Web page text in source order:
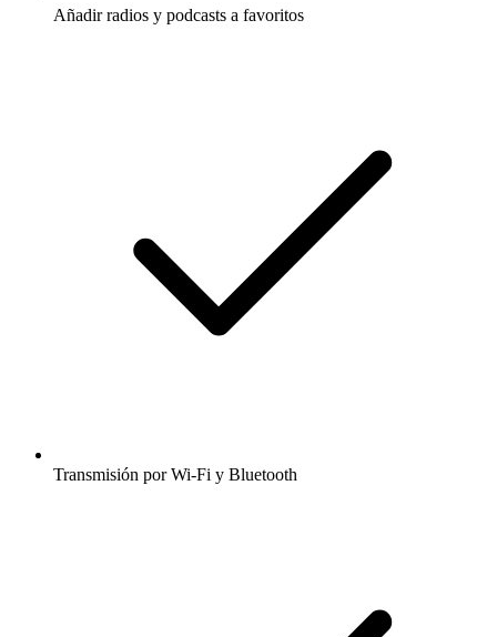
Añadir radios y podcasts a favoritos
Transmisión por Wi-Fi y Bluetooth